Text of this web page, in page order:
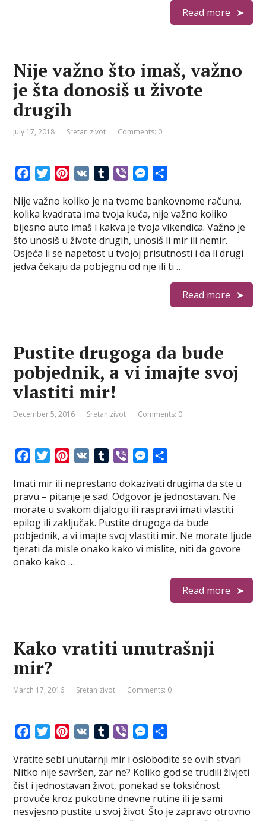
Read more
Nije važno što imaš, važno
je šta donosiš u živote
drugih
July 17, 2018 Sretan zivot Comments: 0
c
e
b
o
o
T
i
t
t
e
r
n
t
e
r
e
m
b
l
r
b
e
r
M
s
s
e
n
g
a
r
e
Nije važno koliko je na tvome bankovnome računu,
kolika kvadrata ima tvoja kuća, nije važno koliko
bijesno auto imaš i kakva je tvoja vikendica. Važno je
što unosiš u živote drugih, unosiš li mir ili nemir.
Osjeća li se napetost u tvojoj prisutnosti i da li drugi
jedva čekaju da pobjegnu od nje ili ti …
Read more
Pustite drugoga da bude
pobjednik, a vi imajte svoj
vlastiti mir!
December 5, 2016 Sretan zivot Comments: 0
c
e
b
o
o
k
T
i
t
t
e
r
n
t
e
r
e
m
b
l
r
b
e
r
M
s
s
e
n
g
a
r
e
Imati mir ili neprestano dokazivati drugima da ste u
pravu – pitanje je sad. Odgovor je jednostavan. Ne
morate u svakom dijalogu ili raspravi imati vlastiti
epilog ili zaključak. Pustite drugoga da bude
pobjednik, a vi imajte svoj vlastiti mir. Ne morate ljude
tjerati da misle onako kako vi mislite, niti da govore
onako kako …
Read more
Kako vratiti unutrašnji
mir?
March 17, 2016 Sretan zivot Comments: 0
c
e
b
o
T
i
t
t
e
n
t
e
r
m
b
l
r
b
e
r
M
s
s
e
n
a
r
e
Vratite sebi unutarnji mir i oslobodite se ovih stvari
Nitko nije savršen, zar ne? Koliko god se trudili živjeti
čist i jednostavan život, ponekad se toksičnost
provuče kroz pukotine dnevne rutine ili je sami
nesvjesno pustite u svoj život. Što je zapravo otrovno